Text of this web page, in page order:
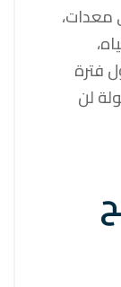
معدات،
فترة
لن